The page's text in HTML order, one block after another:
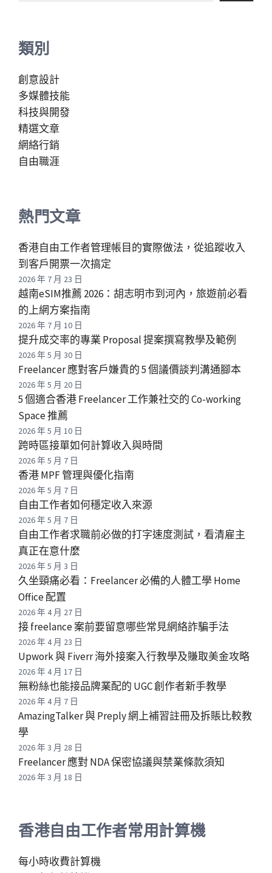
類別
創意設計
多媒體技能
科技與開發
精選文章
網絡行銷
自由職涯
熱門文章
香港自由工作者管理帳目的實際做法，從追蹤收入
到客戶開票一次搞定
2026 年 7 月 23 日
越南eSIM推薦 2026：胡志明市到河內，旅遊前必看
的上網方案指南
2026 年 7 月 10 日
提升成交率的專業 Proposal 提案撰寫教學及範例
2026 年 5 月 30 日
Freelancer 應對客戶嫌貴的 5 個議價談判溝通腳本
2026 年 5 月 20 日
5 個適合香港 Freelancer 工作兼社交的 Co-working
Space 推薦
2026 年 5 月 10 日
跨時區接單如何計算收入與時間
2026 年 5 月 7 日
香港 MPF 管理與優化指南
2026 年 5 月 7 日
自由工作者如何穩定收入來源
2026 年 5 月 7 日
自由工作者求職前必做的打字速度測試，看清雇主
真正在意什麼
2026 年 5 月 3 日
久坐頸痛必看：Freelancer 必備的人體工學 Home
Office 配置
2026 年 4 月 27 日
接 freelance 案前要留意哪些常見網絡詐騙手法
2026 年 4 月 23 日
Upwork 與 Fiverr 海外接案入行教學及賺取美金攻略
2026 年 4 月 17 日
無粉絲也能接品牌業配的 UGC 創作者新手教學
2026 年 4 月 7 日
AmazingTalker 與 Preply 網上補習註冊及拆賬比較教
學
2026 年 3 月 28 日
Freelancer 應對 NDA 保密協議與禁業條款須知
2026 年 3 月 18 日
香港自由工作者常用計算機
每小時收費計算機